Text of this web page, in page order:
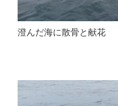
澄んだ海に散骨と献花